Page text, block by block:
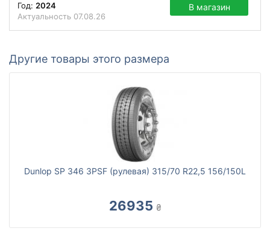
Год: 2024
Актуальность 07.08.26
В магазин
Другие товары этого размера
Dunlop SP 346 3PSF (рулевая) 315/70 R22,5 156/150L
26935 ₴